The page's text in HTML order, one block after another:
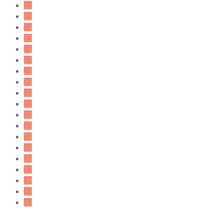
22
23
24
25
26
27
28
29
30
31
32
33
34
35
36
37
38
39
40